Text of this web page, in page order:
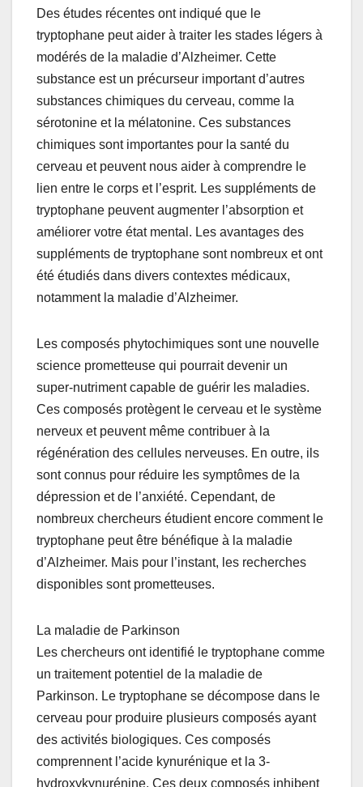
Des études récentes ont indiqué que le
tryptophane peut aider à traiter les stades légers à
modérés de la maladie d’Alzheimer. Cette
substance est un précurseur important d’autres
substances chimiques du cerveau, comme la
sérotonine et la mélatonine. Ces substances
chimiques sont importantes pour la santé du
cerveau et peuvent nous aider à comprendre le
lien entre le corps et l’esprit. Les suppléments de
tryptophane peuvent augmenter l’absorption et
améliorer votre état mental. Les avantages des
suppléments de tryptophane sont nombreux et ont
été étudiés dans divers contextes médicaux,
notamment la maladie d’Alzheimer.
Les composés phytochimiques sont une nouvelle
science prometteuse qui pourrait devenir un
super-nutriment capable de guérir les maladies.
Ces composés protègent le cerveau et le système
nerveux et peuvent même contribuer à la
régénération des cellules nerveuses. En outre, ils
sont connus pour réduire les symptômes de la
dépression et de l’anxiété. Cependant, de
nombreux chercheurs étudient encore comment le
tryptophane peut être bénéfique à la maladie
d’Alzheimer. Mais pour l’instant, les recherches
disponibles sont prometteuses.
La maladie de Parkinson
Les chercheurs ont identifié le tryptophane comme
un traitement potentiel de la maladie de
Parkinson. Le tryptophane se décompose dans le
cerveau pour produire plusieurs composés ayant
des activités biologiques. Ces composés
comprennent l’acide kynurénique et la 3-
hydroxykynurénine. Ces deux composés inhibent